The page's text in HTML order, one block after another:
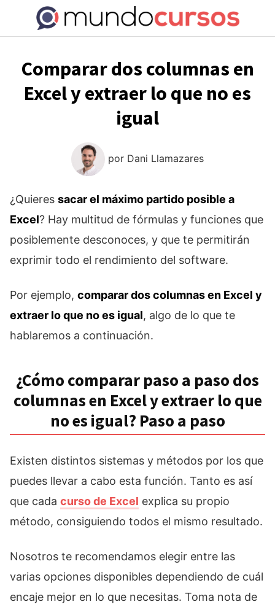
contenido
Comparar dos columnas en
Excel y extraer lo que no es
igual
por Dani Llamazares
¿Quieres sacar el máximo partido posible a
Excel? Hay multitud de fórmulas y funciones que
posiblemente desconoces, y que te permitirán
exprimir todo el rendimiento del software.
Por ejemplo, comparar dos columnas en Excel y
extraer lo que no es igual, algo de lo que te
hablaremos a continuación.
¿Cómo comparar paso a paso dos
columnas en Excel y extraer lo que
no es igual? Paso a paso
Existen distintos sistemas y métodos por los que
puedes llevar a cabo esta función. Tanto es así
que cada curso de Excel explica su propio
método, consiguiendo todos el mismo resultado.
Nosotros te recomendamos elegir entre las
varias opciones disponibles dependiendo de cuál
encaje mejor en lo que necesitas. Toma nota de